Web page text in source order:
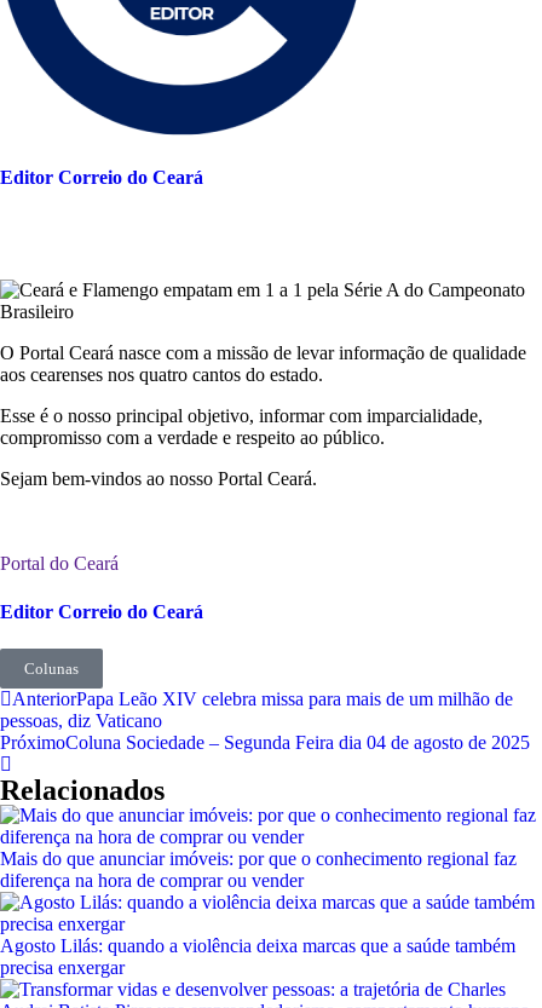
Editor Correio do Ceará
O Portal Ceará nasce com a missão de levar informação de qualidade
aos cearenses nos quatro cantos do estado.
Esse é o nosso principal objetivo, informar com imparcialidade,
compromisso com a verdade e respeito ao público.
Sejam bem-vindos ao nosso Portal Ceará.
Portal do Ceará
Editor Correio do Ceará
Colunas
AnteriorPapa Leão XIV celebra missa para mais de um milhão de
pessoas, diz Vaticano
PróximoColuna Sociedade – Segunda Feira dia 04 de agosto de 2025
Relacionados
Mais do que anunciar imóveis: por que o conhecimento regional faz
diferença na hora de comprar ou vender
Agosto Lilás: quando a violência deixa marcas que a saúde também
precisa enxergar